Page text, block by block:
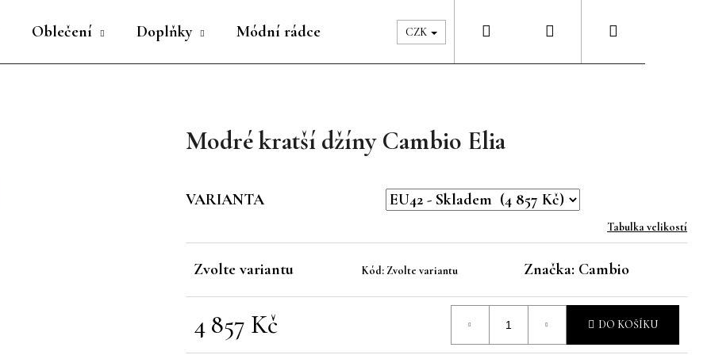
Oblečení Doplňky Módní rádce Péče & Šatník Kontakty
CZK Přihlášení
Modré kratší džíny Cambio Elia
VARIANTA
Tabulka velikostí
Zvolte variantu Kód: Zvolte variantu Značka: Cambio
4 857 Kč
Měrná
DO KOŠÍKU
HLEDAT